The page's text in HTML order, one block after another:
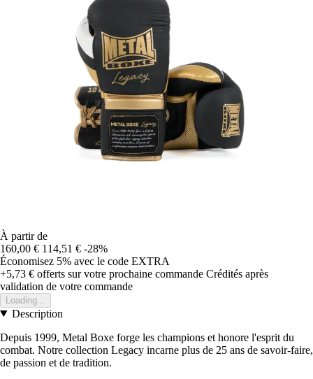
À partir de
160,00 € 114,51 € -28%
Économisez 5% avec le code EXTRA
+5,73 € offerts sur votre prochaine commande Crédités après
validation de votre commande
Loading...
Description
Depuis 1999, Metal Boxe forge les champions et honore l'esprit du
combat. Notre collection Legacy incarne plus de 25 ans de savoir-faire,
de passion et de tradition.